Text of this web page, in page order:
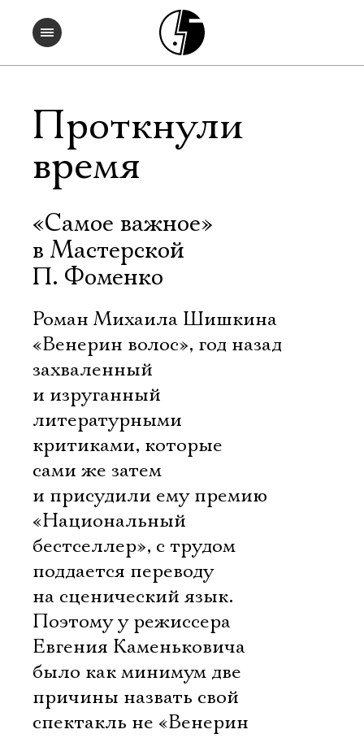
Проткнули
время
«Самое важное»
в Мастерской
П. Фоменко
Роман Михаила Шишкина
«Венерин волос», год назад
захваленный
и изруганный
литературными
критиками, которые
сами же затем
и присудили ему премию
«Национальный
бестселлер», с трудом
поддается переводу
на сценический язык.
Поэтому у режиссера
Евгения Каменьковича
было как минимум две
причины назвать свой
спектакль не «Венерин